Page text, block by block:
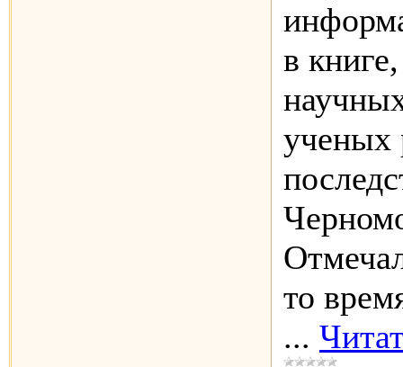
в
ученых
то
...